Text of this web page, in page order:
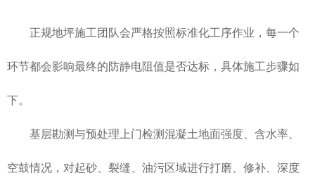
正规地坪施工团队会严格按照标准化工序作业，每一个
环节都会影响最终的防静电阻值是否达标，具体施工步骤如
下。
基层勘测与预处理上门检测混凝土地面强度、含水率、
空鼓情况，对起砂、裂缝、油污区域进行打磨、修补、深度